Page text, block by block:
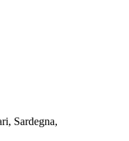
Sardegna,